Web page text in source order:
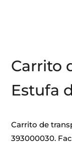
Carrito
Estufa
Carrito de
393000030.